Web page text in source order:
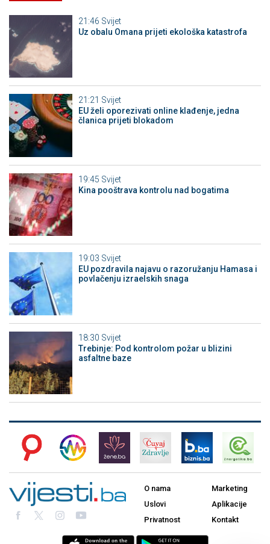
21:46 Svijet
Uz obalu Omana prijeti ekološka katastrofa
21:21 Svijet
EU želi oporezivati online klađenje, jedna
članica prijeti blokadom
19:45 Svijet
Kina pooštrava kontrolu nad bogatima
19:03 Svijet
EU pozdravila najavu o razoružanju Hamasa i
povlačenju izraelskih snaga
18:30 Svijet
Trebinje: Pod kontrolom požar u blizini
asfaltne baze
O nama
Uslovi
Privatnost
Marketing
Aplikacije
Kontakt